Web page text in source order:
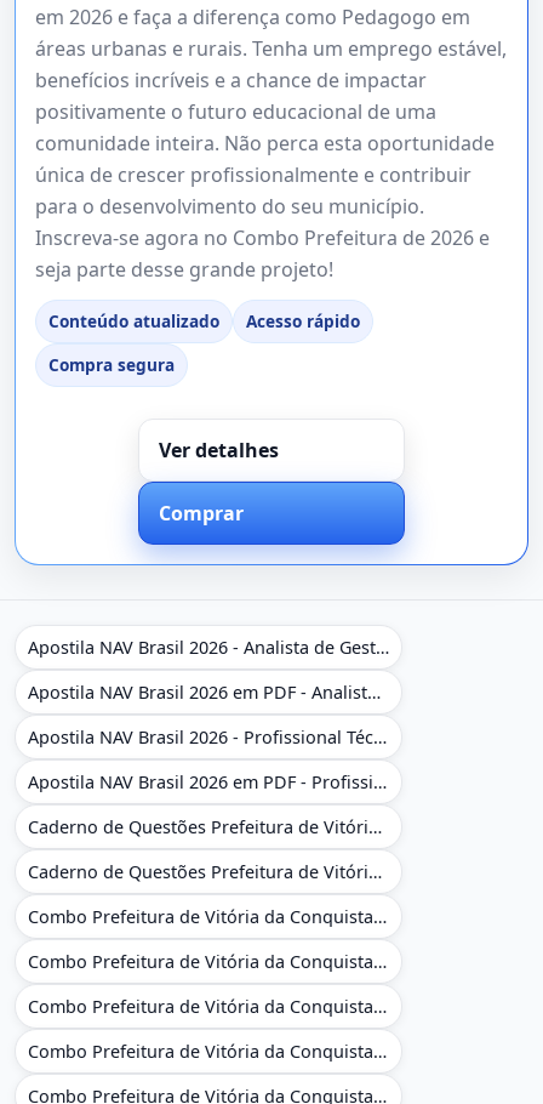
em 2026 e faça a diferença como Pedagogo em
áreas urbanas e rurais. Tenha um emprego estável,
benefícios incríveis e a chance de impactar
positivamente o futuro educacional de uma
comunidade inteira. Não perca esta oportunidade
única de crescer profissionalmente e contribuir
para o desenvolvimento do seu município.
Inscreva-se agora no Combo Prefeitura de 2026 e
seja parte desse grande projeto!
Conteúdo atualizado
Acesso rápido
Compra segura
Ver detalhes
Comprar
Apostila NAV Brasil 2026 - Analista de Gestão
Apostila NAV Brasil 2026 em PDF - Analista de Gestão
Apostila NAV Brasil 2026 - Profissional Técnico de Navegação Aérea - Operador de Torre de Controle
Apostila NAV Brasil 2026 em PDF - Profissional Técnico de Navegação Aérea - Operador de Torre de Controle
Caderno de Questões Prefeitura de Vitória da Conquista - BA - Conhecimentos Gerais - 450 Questões Gabaritadas
Caderno de Questões Prefeitura de Vitória da Conquista em PDF - BA - Conhecimentos Gerais - 450 Questões Gabaritadas
Combo Prefeitura de Vitória da Conquista - BA 2026 - Monitor Escolar (Educação Infantil e Cobertura das AC'S)
Combo Prefeitura de Vitória da Conquista - BA 2026 - Monitor Escolar (Educação Infantil e Cobertura das AC'S)
Combo Prefeitura de Vitória da Conquista - BA 2026 - Monitor Escolar (Suporte às Crianças com Deficiência)
Combo Prefeitura de Vitória da Conquista - BA 2026 - Monitor Escolar (Suporte às Crianças com Deficiência)
Combo Prefeitura de Vitória da Conquista - BA 2026 - Pedagogo - Zona Urbana e/ou Rural